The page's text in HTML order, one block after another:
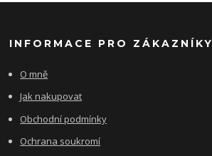
INFORMACE PRO ZÁKAZNÍKY
O mně
Jak nakupovat
Obchodní podmínky
Ochrana soukromí